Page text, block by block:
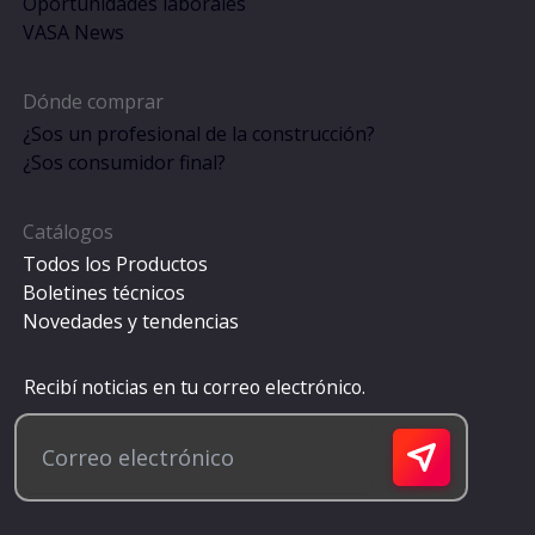
VASA News
Dónde comprar
¿Sos un profesional de la construcción?
¿Sos consumidor final?
Catálogos
Todos los Productos
Boletines técnicos
Novedades y tendencias
Recibí noticias en tu correo electrónico.